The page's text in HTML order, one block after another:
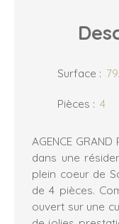
Surface :
Pièces : 4
AGENCE
dans une
plein coeur de
de 4 pièces.
ouvert sur une